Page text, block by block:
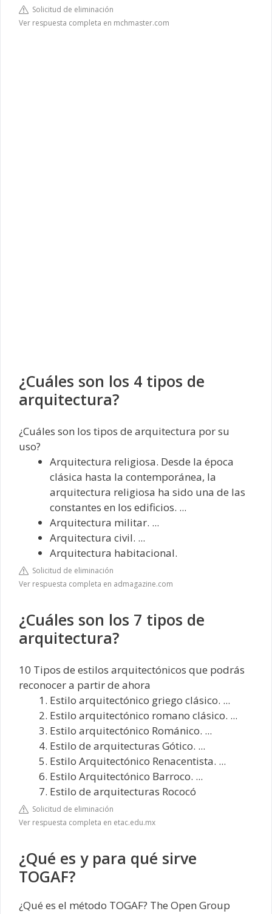
Solicitud de eliminación
Ver respuesta completa en mchmaster.com
¿Cuáles son los 4 tipos de
arquitectura?
¿Cuáles son los tipos de arquitectura por su
uso?
Arquitectura religiosa. Desde la época
clásica hasta la contemporánea, la
arquitectura religiosa ha sido una de las
constantes en los edificios. ...
Arquitectura militar. ...
Arquitectura civil. ...
Arquitectura habitacional.
Solicitud de eliminación
Ver respuesta completa en admagazine.com
¿Cuáles son los 7 tipos de
arquitectura?
10 Tipos de estilos arquitectónicos que podrás
reconocer a partir de ahora
Estilo arquitectónico griego clásico. ...
Estilo arquitectónico romano clásico. ...
Estilo arquitectónico Románico. ...
Estilo de arquitecturas Gótico. ...
Estilo Arquitectónico Renacentista. ...
Estilo Arquitectónico Barroco. ...
Estilo de arquitecturas Rococó
Solicitud de eliminación
Ver respuesta completa en etac.edu.mx
¿Qué es y para qué sirve
TOGAF?
¿Qué es el método TOGAF? The Open Group